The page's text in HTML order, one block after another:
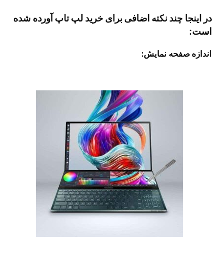
در اینجا چند نکته اضافی برای خرید لپ تاپ آورده شده
است:
اندازه صفحه نمایش: